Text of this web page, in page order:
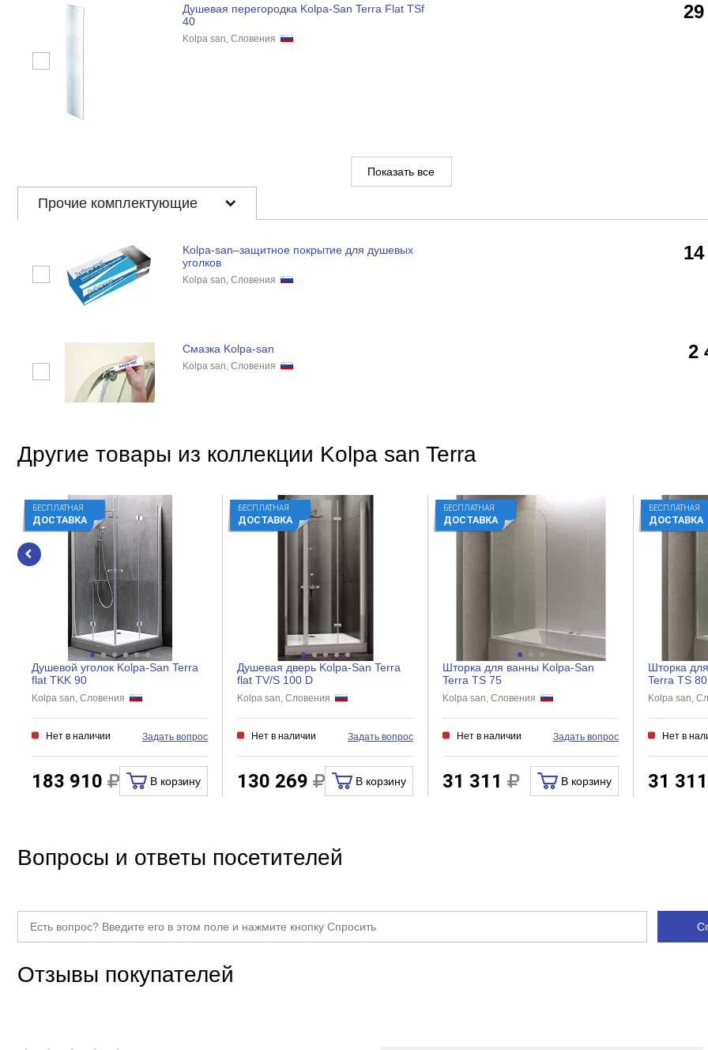
Душевая перегородка Kolpa-San Terra Flat TSf
40
Kolpa san, Словения
Показать все
Прочие комплектующие
Kolpa-san–защитное покрытие для душевых
уголков
Kolpa san, Словения
Смазка Kolpa-san
Kolpa san, Словения
2
Другие товары из коллекции Kolpa san Terra
БЕСПЛАТНАЯ
ДОСТАВКА
Душевой уголок Kolpa-San Terra
flat TKK 90
Kolpa san, Словения
Нет в наличии Задать вопрос
183 910 В корзину
БЕСПЛАТНАЯ
ДОСТАВКА
Душевая дверь Kolpa-San Terra
flat TV/S 100 D
Kolpa san, Словения
Нет в наличии Задать вопрос
130 269 В корзину
БЕСПЛАТНАЯ
ДОСТАВКА
Шторка для ванны Kolpa-San
Terra TS 75
Kolpa san, Словения
Нет в наличии Задать вопрос
31 311 В корзину
БЕСПЛАТНАЯ
ДОСТАВКА
Шторка
Terra TS 80
Kolpa san,
Нет в
31 311
Вопросы и ответы посетителей
Отзывы покупателей